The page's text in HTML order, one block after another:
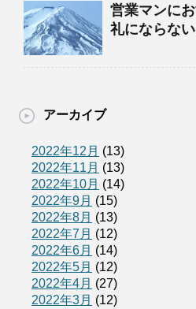
営業マンに
礼にならな
アーカイブ
2022年12月 (13)
2022年11月 (13)
2022年10月 (14)
2022年9月 (15)
2022年8月 (13)
2022年7月 (12)
2022年6月 (14)
2022年5月 (12)
2022年4月 (27)
2022年3月 (12)